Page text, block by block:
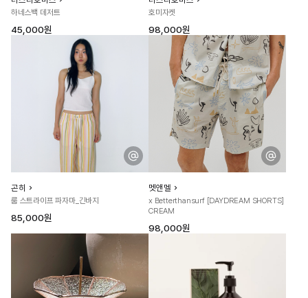
하네스백 데저트
45,000원
호미자켓
98,000원
곤히
룸 스트라이프 파자마_긴바지
85,000원
멧앤멜
x Betterthansurf [DAYDREAM SHORTS]
CREAM
98,000원